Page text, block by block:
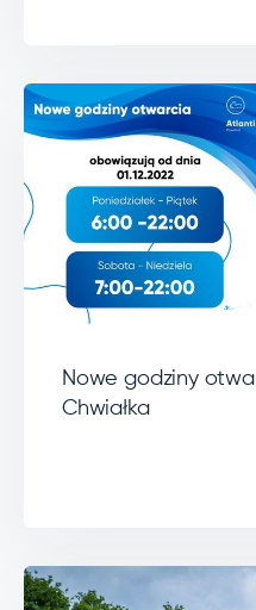
Nowe godziny
Chwiałka